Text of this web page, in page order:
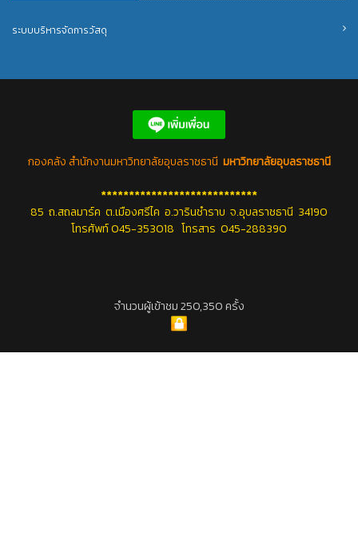
ระบบบริหารจัดการวัสดุ
กองคลัง สำนักงานมหาวิทยาลัยอุบลราชธานี มหาวิทยาลัยอุบลราชธานี
****************************
85 ถ.สถลมาร์ค ต.เมืองศรีไค อ.วารินชำราบ จ.อุบลราชธานี 34190
โทรศัพท์ 045-353018 โทรสาร 045-288390
จำนวนผู้เข้าชม 250,350 ครั้ง